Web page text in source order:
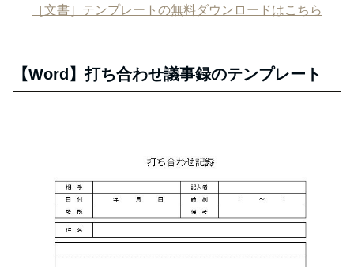
［文書］テンプレートの無料ダウンロードはこちら
【Word】打ち合わせ議事録のテンプレート